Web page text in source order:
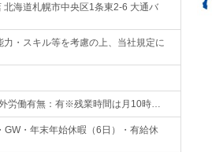
海道札幌市中央区1条東2-6 大通バ
・スキル等を考慮の上、当社規定に
労働有無：有※残業時間は月10時…
・年末年始休暇（6日）・有給休